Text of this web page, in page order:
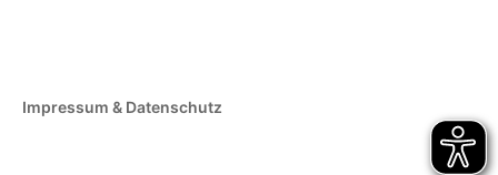
Impressum & Datenschutz